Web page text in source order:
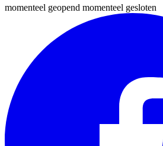
momenteel geopend momenteel gesloten